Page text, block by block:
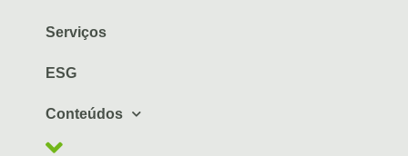
Serviços
ESG
Conteúdos